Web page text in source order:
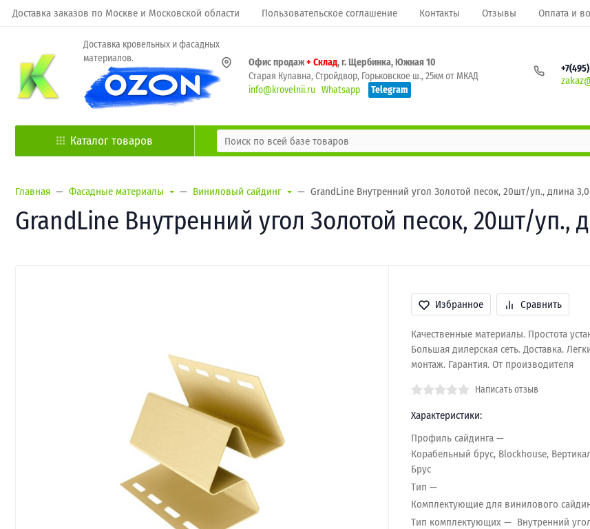
Доставка заказов по Москве и Московской области Пользовательское соглашение Контакты Отзывы Оплата и
Доставка кровельных и фасадных
материалов.
Офис продаж+ Склад, г. Щербинка, Южная 10
Старая Купавна, Стройдвор, Горьковское ш., 25км от МКАД
info@krovelnii.ru Whatsapp Telegram
Каталог товаров
Главная Фасадные материалы Виниловый сайдинг GrandLine Внутренний угол Золотой песок, 20шт/уп., длина
GrandLine Внутренний угол Золотой песок, 20шт/уп.,
Избранное Сравнить
Качественные материалы. Простота
Большая дилерская сеть. Доставка.
монтаж. Гарантия. От производителя
Написать отзыв
Характеристики:
Профиль сайдинга
Корабельный брус, Blockhouse,
Брус
Тип
Комплектующие для винилового
Тип комплектующих
Внутренний